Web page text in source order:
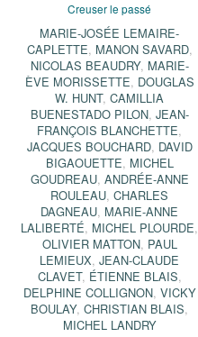
Creuser le passé
MARIE-JOSÉE LEMAIRE-
CAPLETTE, MANON SAVARD,
NICOLAS BEAUDRY, MARIE-
ÈVE MORISSETTE, DOUGLAS
W. HUNT,CAMILLIA
BUENESTADO PILON, JEAN-
FRANÇOIS BLANCHETTE,
JACQUES BOUCHARD, DAVID
BIGAOUETTE, MICHEL
GOUDREAU, ANDRÉE-ANNE
ROULEAU,CHARLES
DAGNEAU, MARIE-ANNE
LALIBERTÉ, MICHEL PLOURDE,
OLIVIER MATTON, PAUL
LEMIEUX,JEAN-CLAUDE
CLAVET, ÉTIENNE BLAIS,
DELPHINE COLLIGNON, VICKY
BOULAY,CHRISTIAN BLAIS,
MICHEL LANDRY